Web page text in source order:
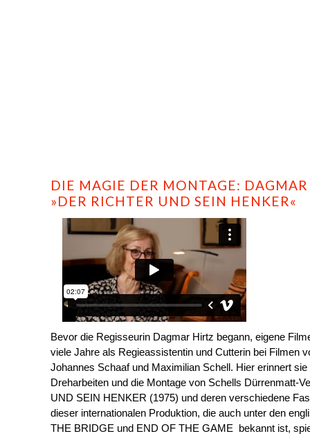
DIE MAGIE DER MONTAGE:
»DER RICHTER UND SEIN HENKER«
Bevor die Regisseurin Dagmar Hirtz begann, eigene
viele Jahre als Regieassistentin und Cutterin bei Filmen
Johannes Schaaf und Maximilian Schell. Hier erinnert
Dreharbeiten und die Montage von Schells Dürrenmatt-
UND SEIN HENKER (1975) und deren verschiedene
dieser internationalen Produktion, die auch unter den
THE BRIDGE und END OF THE GAME bekannt ist,